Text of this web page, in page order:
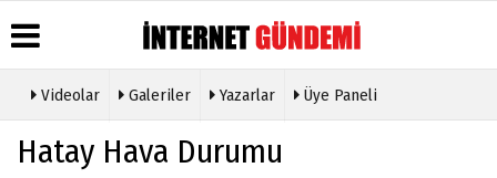
Haber
Durumu
Videolar Galeriler Yazarlar Üye Paneli
Hatay Hava Durumu